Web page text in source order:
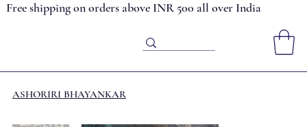
Free shipping on orders above INR 500 all over India
ASHORIRI BHAYANKAR